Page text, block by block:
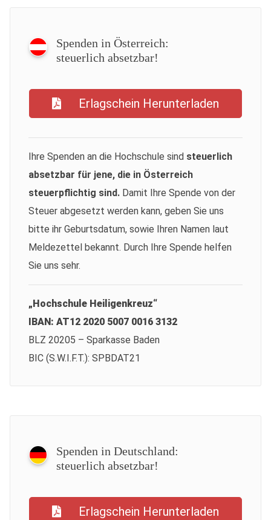
Spenden in Österreich:
steuerlich absetzbar!
Erlagschein Herunterladen
Ihre Spenden an die Hochschule sind steuerlich
absetzbar für jene, die in Österreich
steuerpflichtig sind. Damit Ihre Spende von der
Steuer abgesetzt werden kann, geben Sie uns
bitte ihr Geburtsdatum, sowie Ihren Namen laut
Meldezettel bekannt. Durch Ihre Spende helfen
Sie uns sehr.
„Hochschule Heiligenkreuz“
IBAN: AT12 2020 5007 0016 3132
BLZ 20205 – Sparkasse Baden
BIC (S.W.I.F.T.): SPBDAT21
Spenden in Deutschland:
steuerlich absetzbar!
Erlagschein Herunterladen